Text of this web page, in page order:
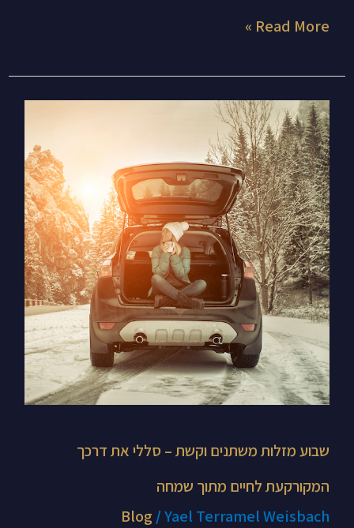
Read More »
שבוע מזלות משתנים וקשת – סללי את דרכך
המקורקעת לחיים מתוך שמחה
Blog /Yael Terramel Weisbach
שבוע
מזלות
משתנים
וקשת
–
סללי
את
דרכך
המקורקעת
לחיים
מתוך
שמחה